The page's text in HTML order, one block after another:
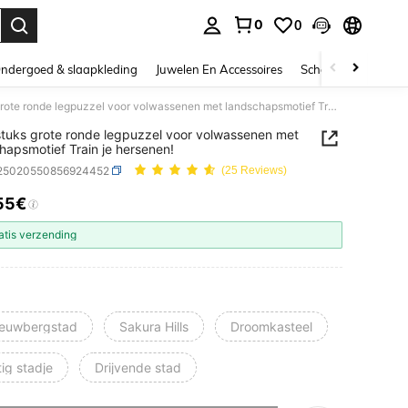
0 0
& slaapkleding Juwelen En Accessoires Schoonheid &
1000 stuks grote ronde legpuzzel voor volwassenen met landschapsmotief Train je hersenen!
grote ronde legpuzzel voor volwassenen met
Train je hersenen!
(25 Reviews)
AND AVAILABILITY
verzending
Sakura Hills Droomkasteel
stadje Drijvende stad